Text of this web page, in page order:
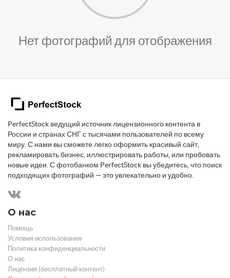
Нет фотографий для отображения
PerfectStock ведущий источник лицензионного контента в
России и странах СНГ с тысячами пользователей по всему
миру. С нами вы сможете легко оформить красивый сайт,
рекламировать бизнес, иллюстрировать работы, или пробовать
новые идеи. С фотобанком PerfectStock вы убедитесь, что поиск
подходящих фотографий — это увлекательно и удобно.
О нас
Помощь
Условия использования
Политика конфиденциальности
О нас
Лицензия (бесплатный контент)